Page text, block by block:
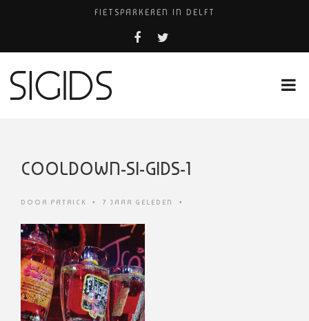
FIETSPARKEREN IN DELFT
FIETS KWIJT IN TILBURG?
USED PRODUCTS LEIDEN
COOLDOWN-SI-GIDS-1
DOOR PATRICK • 7 JAAR GELEDEN •